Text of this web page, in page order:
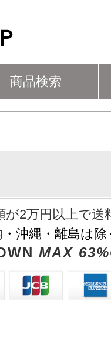
商品検索
が2万円以上で送
・沖縄・離島は
MAX